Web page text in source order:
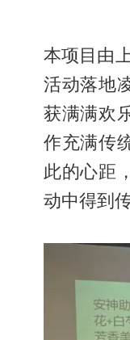
本项目由
活动落地
获满满欢
作充满传
此的心距
动中得到